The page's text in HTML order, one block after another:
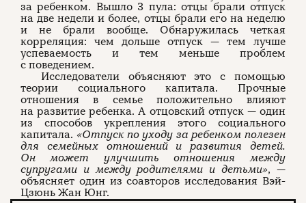
за ребенком. Вышло 3 пула: отцы брали отпуск
на две недели и более, отцы брали его на неделю
и не брали вообще. Обнаружилась четкая
корреляция: чем дольше отпуск — тем лучше
успеваемость и тем меньше проблем
с поведением.
Исследователи объясняют это с помощью
теории социального капитала. Прочные
отношения в семье положительно влияют
на развитие ребенка. А отцовский отпуск — один
из способов укрепления этого социального
капитала. «Отпуск по уходу за ребенком полезен
для семейных отношений и развития детей.
Он может улучшить отношения между
супругами и между родителями и детьми», —
объясняет один из соавторов исследования Вэй-
Цзюнь Жан Юнг.